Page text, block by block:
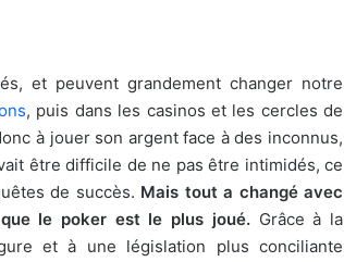
et peuvent grandement changer notre
, puis dans les casinos et les cercles de
à jouer son argent face à des inconnus,
être difficile de ne pas être intimidés, ce
de succès. Mais tout a changé avec
que le poker est le plus joué.Grâce à la
et à une législation plus conciliante